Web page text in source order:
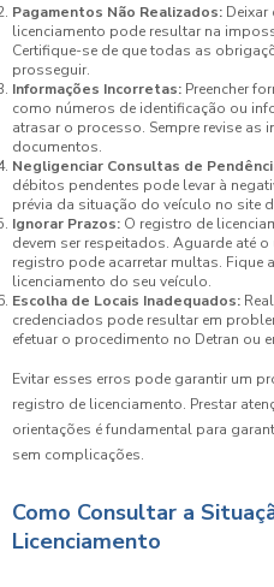
Pagamentos Não Realizados: Deixar
licenciamento pode resultar na
Certifique-se de que todas as
prosseguir.
Informações Incorretas: Preencher
como números de identificação ou
atrasar o processo. Sempre revise as
documentos.
Negligenciar Consultas de
débitos pendentes pode levar à
prévia da situação do veículo no site
Ignorar Prazos: O registro de
devem ser respeitados. Aguarde até
registro pode acarretar multas. Fique
licenciamento do seu veículo.
Escolha de Locais Inadequados:
credenciados pode resultar em
efetuar o procedimento no Detran ou
Evitar esses erros pode garantir um
registro de licenciamento. Prestar
orientações é fundamental para
sem complicações.
Como Consultar a
Licenciamento